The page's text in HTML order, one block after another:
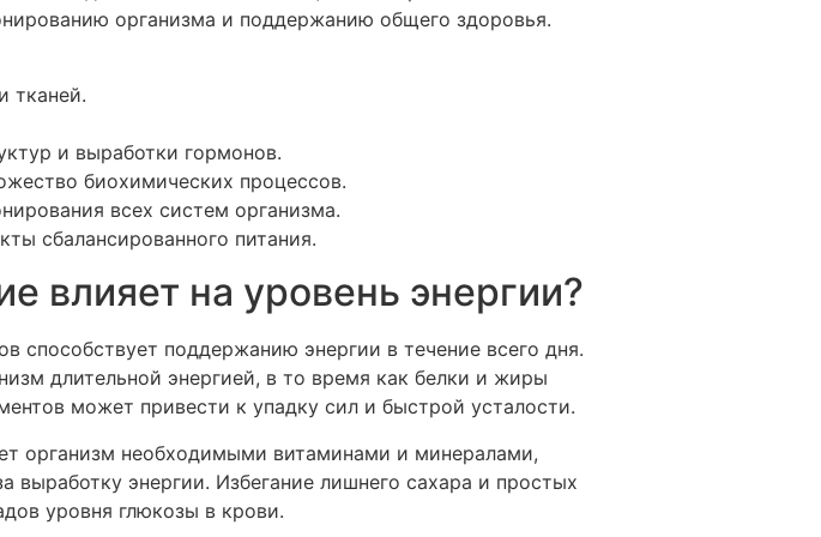
организма и поддержанию общего здоровья.
тканей.
и выработки гормонов.
биохимических процессов.
всех систем организма.
сбалансированного питания.
влияет на уровень энергии?
способствует поддержанию энергии в течение всего дня.
длительной энергией, в то время как белки и жиры
может привести к упадку сил и быстрой усталости.
организм необходимыми витаминами и минералами,
энергии. Избегание лишнего сахара и простых
уровня глюкозы в крови.